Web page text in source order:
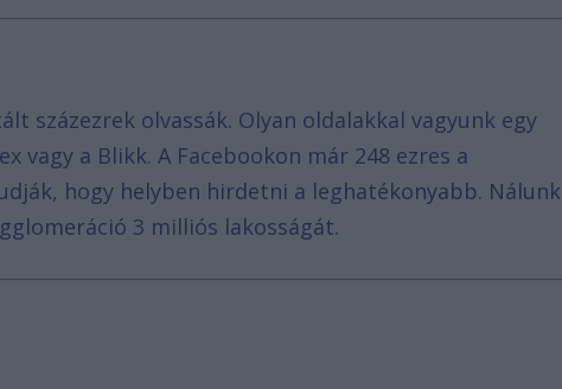
százezrek olvassák. Olyan oldalakkal vagyunk egy
vagy a Blikk. A Facebookon már 248 ezres a
hogy helyben hirdetni a leghatékonyabb. Nálunk
3 milliós lakosságát.